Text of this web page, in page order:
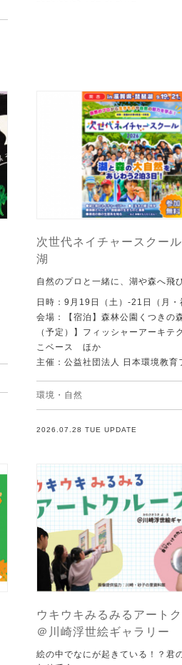
次世代ネイチャースクー
湖
自然のプロと一緒に、湖や森へ飛
日時：9月19日（土）-21日（月・
会場：【宿泊】森林公園くつき
（予定）】フィッシャーアーキテ
こベース ほか
主催：公益社団法人 日本環境教育
環境・自然
2026.07.28 TUE UPDATE
ウキウキみるみるアート
＠川崎浮世絵ギャラリー
絵の中でなにが起きている！？君